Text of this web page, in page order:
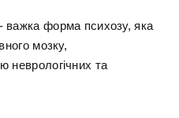
важка форма психозу, яка
мозку,
неврологічних та